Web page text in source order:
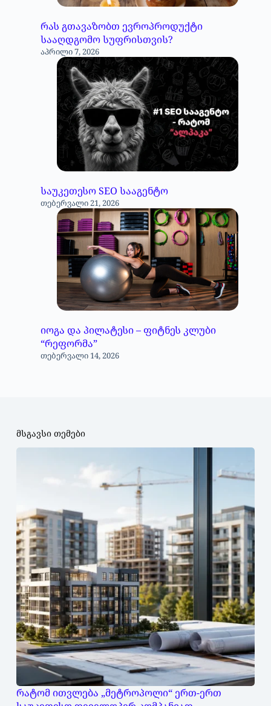
რას გთავაზობთ ევროპროდუქტი
სააღდგომო სუფრისთვის?
აპრილი 7, 2026
საუკეთესო SEO სააგენტო
თებერვალი 21, 2026
იოგა და პილატესი – ფიტნეს კლუბი
“რეფორმა”
თებერვალი 14, 2026
მსგავსი თემები
რატომ ითვლება „მეტროპოლი“ ერთ-ერთ